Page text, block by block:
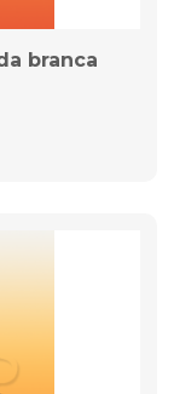
branca